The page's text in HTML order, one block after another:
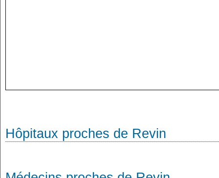
Hôpitaux proches de Revin